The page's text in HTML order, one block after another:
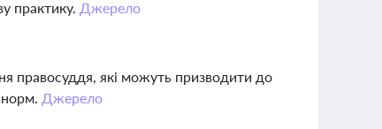
практику. Джерело
правосуддя, які можуть призводити до
Джерело